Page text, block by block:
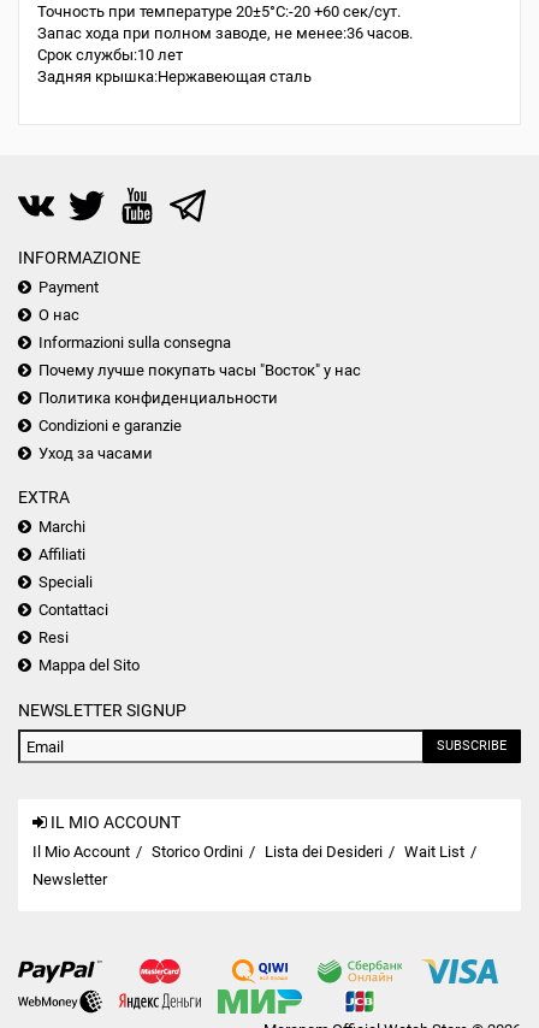
Точность при температуре 20±5°С:-20 +60 сек/сут.
Запас хода при полном заводе, не менее:36 часов.
Срок службы:10 лет
Задняя крышка:Нержавеющая сталь
INFORMAZIONE
Payment
О нас
Informazioni sulla consegna
Почему лучше покупать часы "Восток" у нас
Политика конфиденциальности
Condizioni e garanzie
Уход за часами
EXTRA
Marchi
Affiliati
Speciali
Contattaci
Resi
Mappa del Sito
NEWSLETTER SIGNUP
SUBSCRIBE
IL MIO ACCOUNT
Il Mio Account Storico Ordini Lista dei Desideri
Wait List
Newsletter